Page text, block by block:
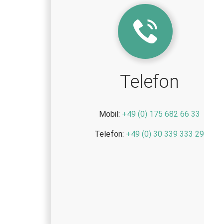
Telefon
Mobil: +49 (0) 175 682 66 33
Telefon: +49 (0) 30 339 333 29